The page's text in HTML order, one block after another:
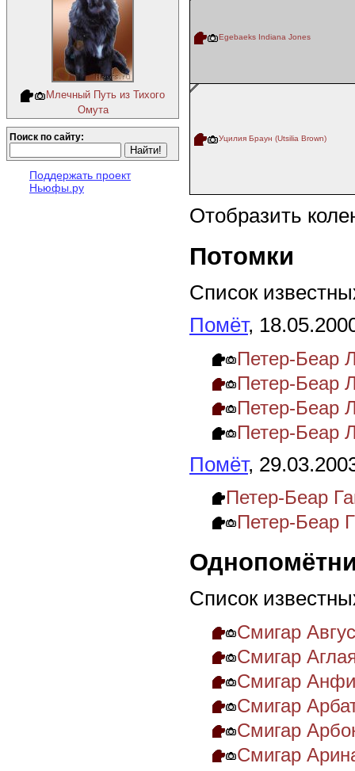
Млечный Путь из Тихого
Омута
Поиск по сайту:
Поддержать проект
Ньюфы.ру
Egebaeks Indiana Jones
Уцилия Браун (Utsilia Brown)
Отобразить
Потомки
Список
Помёт,
Петер-Беар
Петер-Беар
Петер-Беар
Петер-Беар
Помёт,
Петер-Беар
Петер-Беар
Список
Смигар
Смигар
Смигар
Смигар
Смигар
Смигар